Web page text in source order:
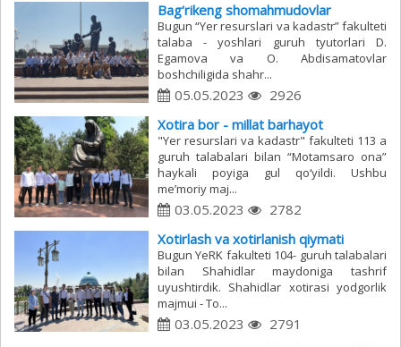
Bag‘rikeng shomahmudovlar
Bugun “Yer resurslari va kadastr” fakulteti
talaba - yoshlari guruh tyutorlari D.
Egamova va O. Abdisamatovlar
boshchiligida shahr...
05.05.2023
2926
Xotira bor - millat barhayot
"Yer resurslari va kadastr" fakulteti 113 a
guruh talabalari bilan “Motamsaro ona”
haykali poyiga gul qo‘yildi. Ushbu
me’moriy maj...
03.05.2023
2782
Xotirlash va xotirlanish qiymati
Bugun YeRK fakulteti 104- guruh talabalari
bilan Shahidlar maydoniga tashrif
uyushtirdik. Shahidlar xotirasi yodgorlik
majmui - To...
03.05.2023 2791